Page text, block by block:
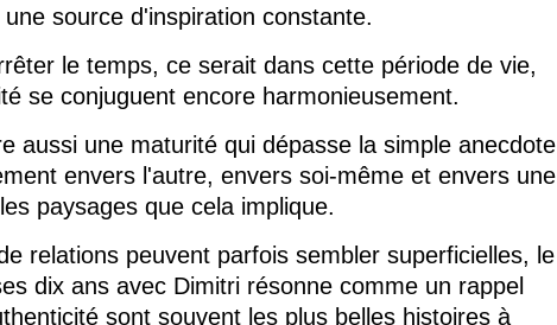
source d'inspiration constante.
le temps, ce serait dans cette période de vie,
se conjuguent encore harmonieusement.
aussi une maturité qui dépasse la simple anecdote
envers l'autre, envers soi-même et envers une
paysages que cela implique.
relations peuvent parfois sembler superficielles, le
dix ans avec Dimitri résonne comme un rappel
sont souvent les plus belles histoires à